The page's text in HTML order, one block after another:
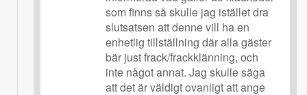
som finns så skulle jag istället dra
slutsatsen att denne vill ha en
enhetlig tillställning där alla gäster
bär just frack/frackklänning, och
inte något annat. Jag skulle säga
att det är väldigt ovanligt att ange